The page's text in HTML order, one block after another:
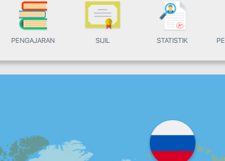
PENGAJARAN SIJIL STATISTIK